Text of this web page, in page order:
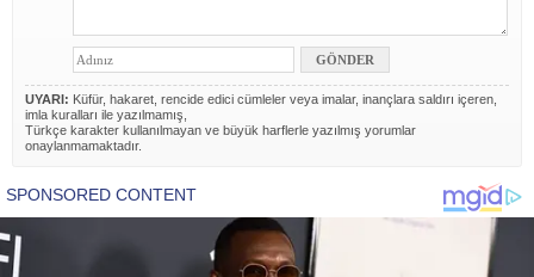
UYARI: Küfür, hakaret, rencide edici cümleler veya imalar, inançlara saldırı içeren,
imla kuralları ile yazılmamış,
Türkçe karakter kullanılmayan ve büyük harflerle yazılmış yorumlar
onaylanmamaktadır.